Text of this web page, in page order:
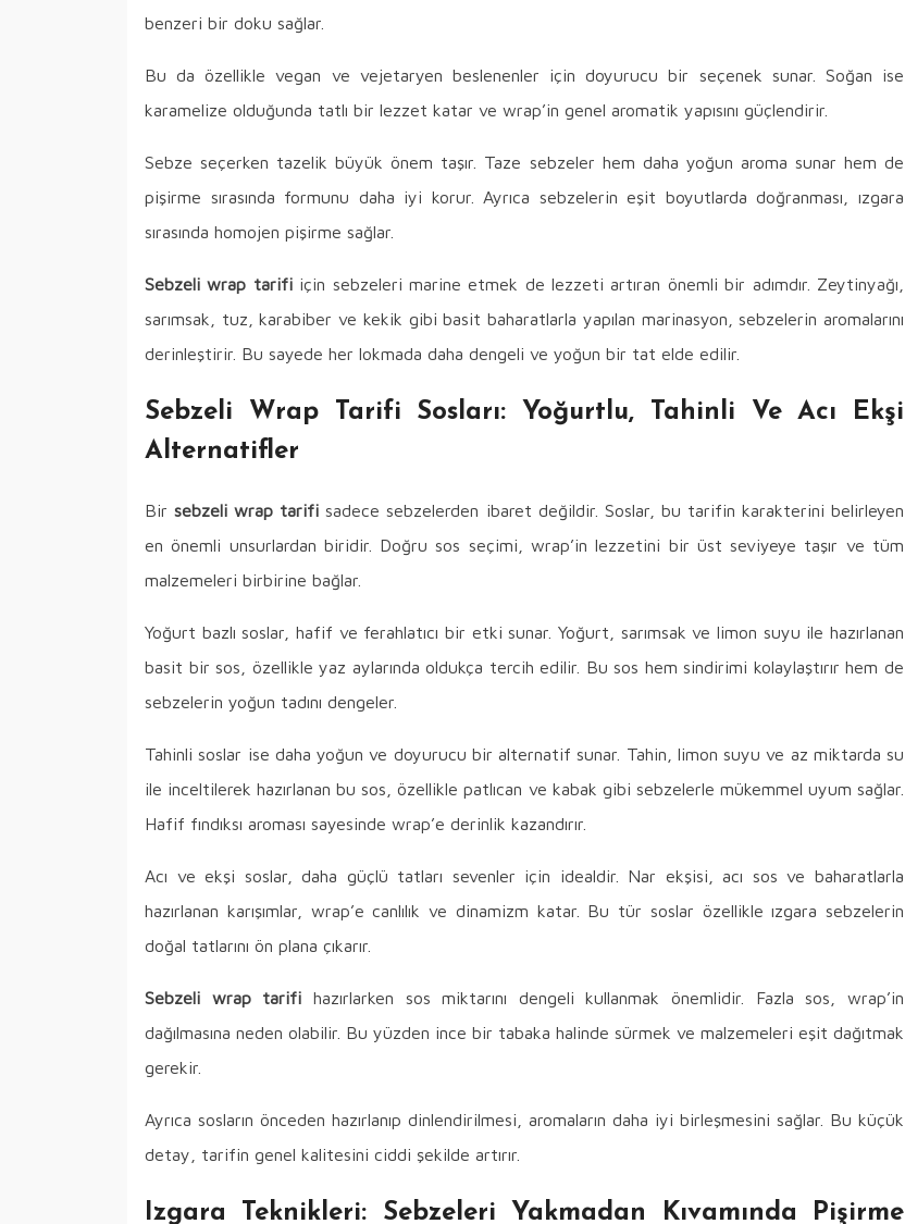
benzeri bir doku sağlar.
Bu da özellikle vegan ve vejetaryen beslenenler için doyurucu bir seçenek sunar. Soğan ise
karamelize olduğunda tatlı bir lezzet katar ve wrap’in genel aromatik yapısını güçlendirir.
Sebze seçerken tazelik büyük önem taşır. Taze sebzeler hem daha yoğun aroma sunar hem de
pişirme sırasında formunu daha iyi korur. Ayrıca sebzelerin eşit boyutlarda doğranması, ızgara
sırasında homojen pişirme sağlar.
Sebzeli wrap tarifiiçin sebzeleri marine etmek de lezzeti artıran önemli bir adımdır. Zeytinyağı,
sarımsak, tuz, karabiber ve kekik gibi basit baharatlarla yapılan marinasyon, sebzelerin aromalarını
derinleştirir. Bu sayede her lokmada daha dengeli ve yoğun bir tat elde edilir.
Sebzeli Wrap Tarifi Sosları: Yoğurtlu, Tahinli Ve Acı Ekşi
Alternatifler
Birsebzeli wrap tarifi sadece sebzelerden ibaret değildir. Soslar, bu tarifin karakterini belirleyen
en önemli unsurlardan biridir. Doğru sos seçimi, wrap’in lezzetini bir üst seviyeye taşır ve tüm
malzemeleri birbirine bağlar.
Yoğurt bazlı soslar, hafif ve ferahlatıcı bir etki sunar. Yoğurt, sarımsak ve limon suyu ile hazırlanan
basit bir sos, özellikle yaz aylarında oldukça tercih edilir. Bu sos hem sindirimi kolaylaştırır hem de
sebzelerin yoğun tadını dengeler.
Tahinli soslar ise daha yoğun ve doyurucu bir alternatif sunar. Tahin, limon suyu ve az miktarda su
ile inceltilerek hazırlanan bu sos, özellikle patlıcan ve kabak gibi sebzelerle mükemmel uyum sağlar.
Hafif fındıksı aroması sayesinde wrap’e derinlik kazandırır.
Acı ve ekşi soslar, daha güçlü tatları sevenler için idealdir. Nar ekşisi, acı sos ve baharatlarla
hazırlanan karışımlar, wrap’e canlılık ve dinamizm katar. Bu tür soslar özellikle ızgara sebzelerin
doğal tatlarını ön plana çıkarır.
Sebzeli wrap tarifi hazırlarken sos miktarını dengeli kullanmak önemlidir. Fazla sos, wrap’in
dağılmasına neden olabilir. Bu yüzden ince bir tabaka halinde sürmek ve malzemeleri eşit dağıtmak
gerekir.
Ayrıca sosların önceden hazırlanıp dinlendirilmesi, aromaların daha iyi birleşmesini sağlar. Bu küçük
detay, tarifin genel kalitesini ciddi şekilde artırır.
Izgara Teknikleri: Sebzeleri Yakmadan Kıvamında Pişirme